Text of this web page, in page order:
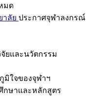
มด
าลัย ประกาศจุฬาลงกรณ์
จัยและนวัตกรรม
มิใจของจุฬาฯ
กษาและหลักสูตร